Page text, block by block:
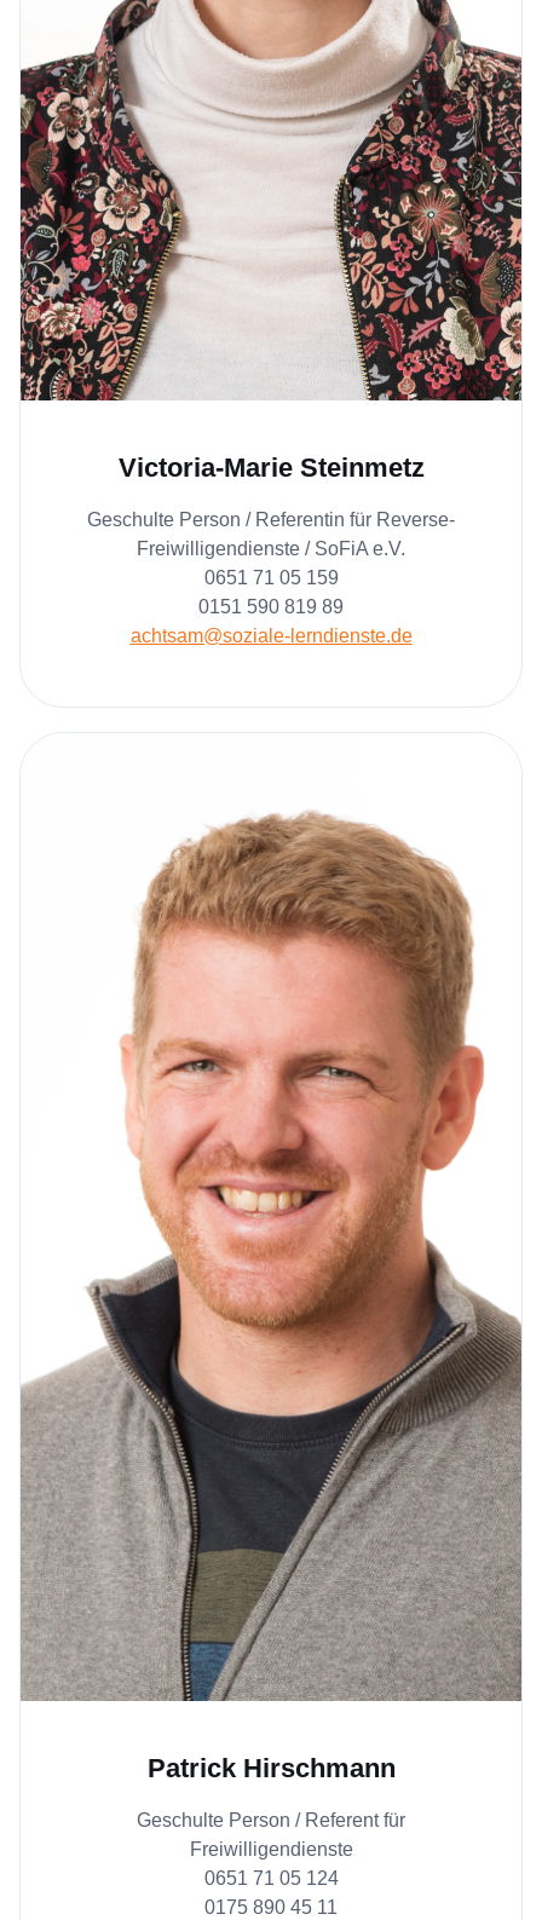
Victoria-Marie Steinmetz
Geschulte Person / Referentin für Reverse-
Freiwilligendienste / SoFiA e.V.
0651 71 05 159
0151 590 819 89
achtsam@soziale-lerndienste.de
Patrick Hirschmann
Geschulte Person / Referent für
Freiwilligendienste
0651 71 05 124
0175 890 45 11